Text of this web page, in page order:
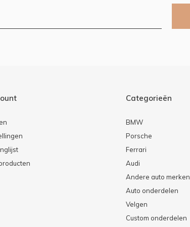
Categorieën
BMW
Porsche
Ferrari
Audi
Andere auto merken
Auto onderdelen
Velgen
Custom onderdelen